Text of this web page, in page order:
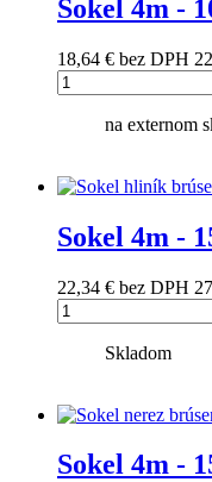
Sokel 4m -
18,64 € bez DPH
na externom
Sokel 4m -
22,34 € bez DPH
Skladom
Sokel 4m -